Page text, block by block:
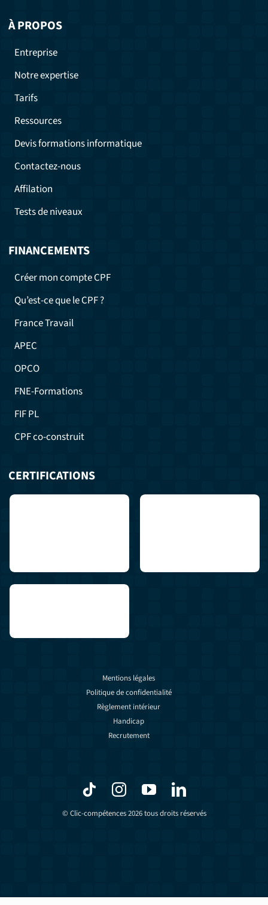
À PROPOS
Entreprise
Notre expertise
Tarifs
Ressources
Devis formations informatique
Contactez-nous
Affilation
Tests de niveaux
CERTIFICATIONS
FINANCEMENTS
Créer mon compte CPF
Qu’est-ce que le CPF ?
France Travail
APEC
OPCO
FNE-Formations
FIF PL
CPF co-construit
© Clic-compétences 2026 tous droits réservés
Mentions légales
Politique de confidentialité
Règlement intérieur
Handicap
Recrutement